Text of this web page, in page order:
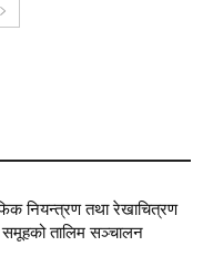
नियन्त्रण तथा रेखाचित्रण
समूहको तालिम सञ्चालन